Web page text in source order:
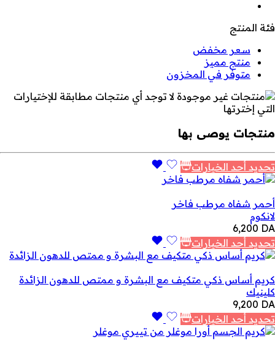
فئة المنتج
سعر مخفض
منتج مميز
متوفر في المخزون
لا توجد أي منتجات مطابقة للإختيارات
التي إخترتها
منتجات يوصى بها
تحديد أحد الخيارات
أحمر شفاه مرطب فاخر
لانكوم
6,200 DA
تحديد أحد الخيارات
كريم أساس ذكي متكيف مع البشرة و ممتص للدهون الزائدة
كلينيك
9,200 DA
تحديد أحد الخيارات